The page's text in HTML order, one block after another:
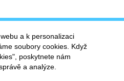
a k personalizaci
soubory cookies. Když
poskytnete nám
a analýze.